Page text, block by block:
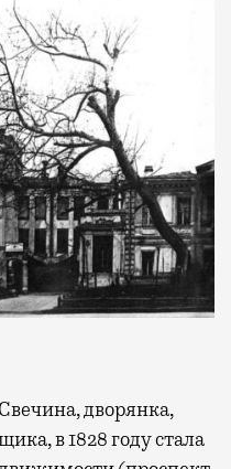
дворянка,
в 1828 году стала